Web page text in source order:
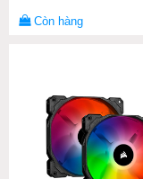
Còn hàng